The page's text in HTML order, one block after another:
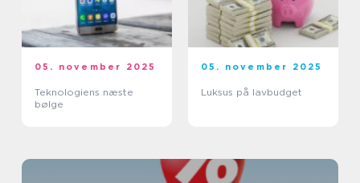
05. november 2025
Teknologiens næste
bølge
05. november 2025
Luksus på lavbudget